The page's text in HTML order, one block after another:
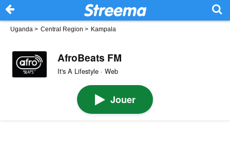
Uganda > Central Region > Kampala
AfroBeats FM
It's A Lifestyle · Web
Jouer